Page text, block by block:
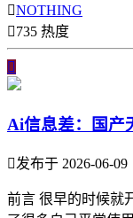
NOTHING
735 热度

Ai信息差：国产
发布于 2026-06-09
前言 很早的时候就